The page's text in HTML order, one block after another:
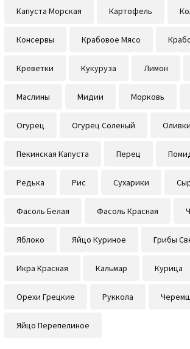
Капуста Морская Картофель
Консервы Крабовое Мясо
Креветки Кукуруза Лимон
Маслины Мидии Морковь
Огурец Огурец Соленый Оливки
Пекинская Капуста Перец
Редька Рис Сухарики
Фасоль Белая Фасоль Красная
Яблоко Яйцо Куриное Грибы
Икра Красная Кальмар Курица
Орехи Грецкие Руккола
Яйцо Перепелиное